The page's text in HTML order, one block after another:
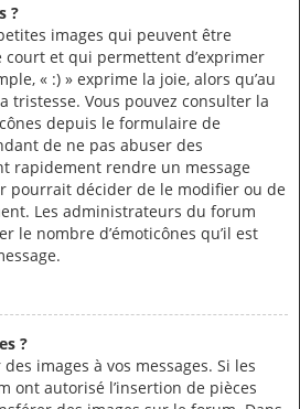
?
images qui peuvent être
court et qui permettent d’exprimer
« :) » exprime la joie, alors qu’au
tristesse. Vous pouvez consulter la
depuis le formulaire de
de ne pas abuser des
rapidement rendre un message
pourrait décider de le modifier ou de
Les administrateurs du forum
le nombre d’émoticônes qu’il est
?
images à vos messages. Si les
ont autorisé l’insertion de pièces